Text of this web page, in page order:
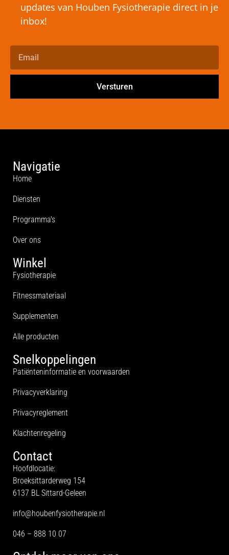
updates van Houben Fysiotherapie direct in je
inbox!
Versturen
Navigatie
Home
Diensten
Programma's
Over ons
Winkel
Fysiotherapie
Fitnessmateriaal
Supplementen
Alle producten
Snelkoppelingen
Patiënteninformatie en voorwaarden
Privacyverklaring
Privacyreglement
Klachtenregeling
Contact
Hoofdlocatie:
Broeksittarderweg 154
6137 BL Sittard-Geleen
info@houbenfysiotherapie.nl
046 – 888 10 07